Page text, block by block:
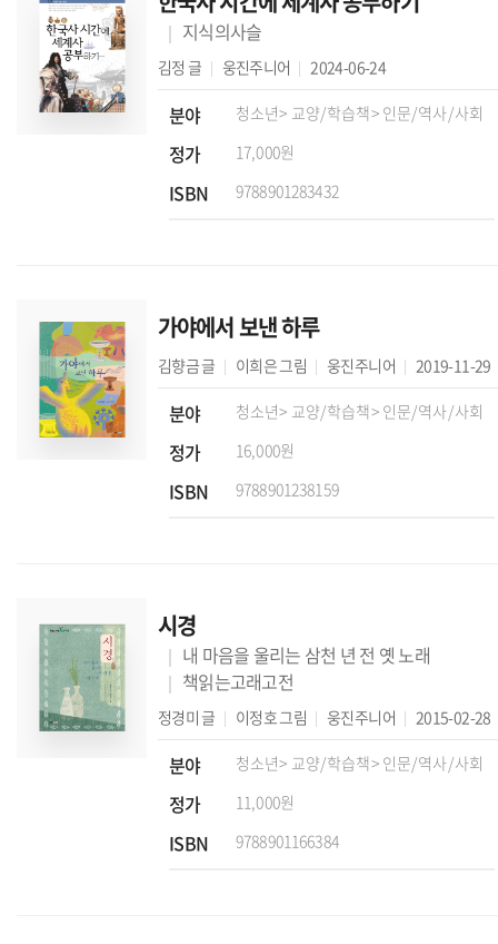
지식의사슬
김정 글 웅진주니어 2024-06-24
분야 청소년> 교양/학습책> 인문/역사/사회
정가 17,000원
ISBN 9788901283432
가야에서 보낸 하루
김향금글 이희은그림 웅진주니어 2019-11-29
분야 청소년> 교양/학습책> 인문/역사/사회
정가 16,000원
ISBN 9788901238159
시경
내 마음을 울리는 삼천 년 전 옛 노래
책읽는고래고전
정경미 글 이정호그림 웅진주니어 2015-02-28
분야 청소년> 교양/학습책> 인문/역사/사회
정가 11,000원
ISBN 9788901166384